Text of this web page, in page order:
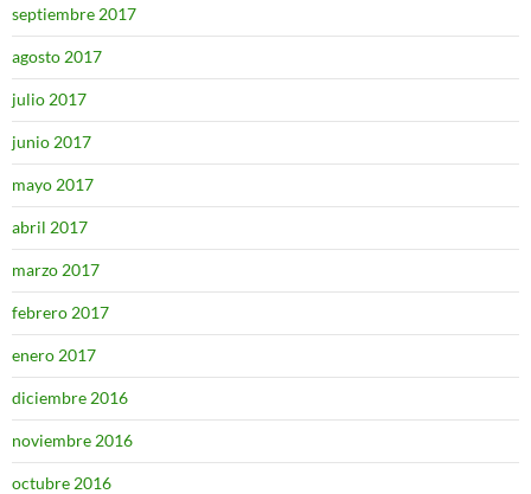
septiembre 2017
agosto 2017
julio 2017
junio 2017
mayo 2017
abril 2017
marzo 2017
febrero 2017
enero 2017
diciembre 2016
noviembre 2016
octubre 2016